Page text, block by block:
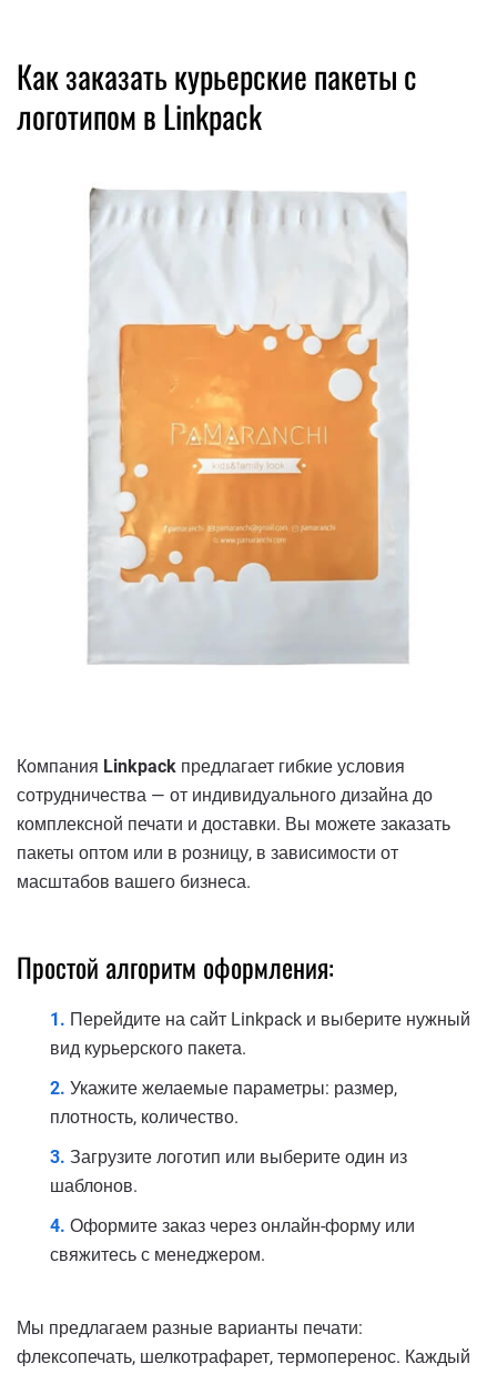
Как заказать курьерские пакеты с
логотипом в Linkpack
Компания Linkpack предлагает гибкие условия
сотрудничества — от индивидуального дизайна до
комплексной печати и доставки. Вы можете заказать
пакеты оптом или в розницу, в зависимости от
масштабов вашего бизнеса.
Простой алгоритм оформления:
Перейдите на сайт Linkpack и выберите нужный
вид курьерского пакета.
Укажите желаемые параметры: размер,
плотность, количество.
Загрузите логотип или выберите один из
шаблонов.
Оформите заказ через онлайн-форму или
свяжитесь с менеджером.
Мы предлагаем разные варианты печати:
флексопечать, шелкотрафарет, термоперенос. Каждый